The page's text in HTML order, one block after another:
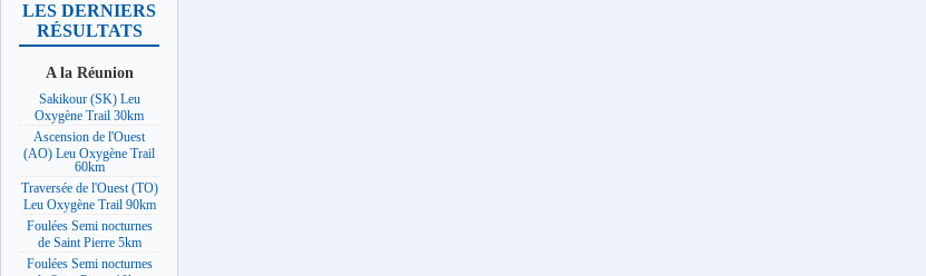
LES DERNIERS
RÉSULTATS
A la Réunion
Sakikour (SK) Leu
Oxygène Trail 30km
Ascension de l'Ouest
(AO) Leu Oxygène Trail
60km
Traversée de l'Ouest (TO)
Leu Oxygène Trail 90km
Foulées Semi nocturnes
de Saint Pierre 5km
Foulées Semi nocturnes